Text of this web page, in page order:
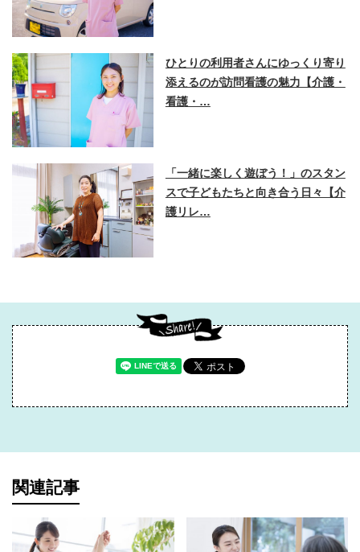
ひとりの利用者さんにゆっくり寄り
添えるのが訪問看護の魅力【介護・
看護・…
「一緒に楽しく遊ぼう！」のスタン
スで子どもたちと向き合う日々【介
護リレ…
関連記事